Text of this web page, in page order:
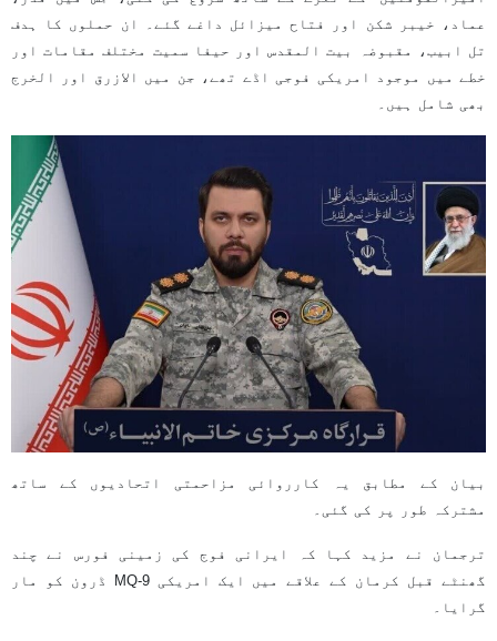
عماد، خیبر شکن اور فتاح میزائل داغے گئے۔ ان حملوں کا ہدف
تل ابیب، مقبوضہ بیت المقدس اور حیفا سمیت مختلف مقامات اور
خطے میں موجود امریکی فوجی اڈے تھے، جن میں الازرق اور الخرج
بھی شامل ہیں۔
بیان کے مطابق یہ کارروائی مزاحمتی اتحادیوں کے ساتھ
مشترکہ طور پر کی گئی۔
ترجمان نے مزید کہا کہ ایرانی فوج کی زمینی فورس نے چند
گھنٹے قبل کرمان کے علاقے میں ایک امریکی MQ-9 ڈرون کو مار
گرایا۔